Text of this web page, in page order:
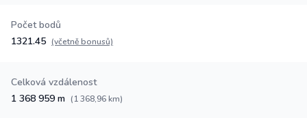
Počet bodů
1321.45 (včetně bonusů)
Celková vzdálenost
1 368 959 m (1 368,96 km)